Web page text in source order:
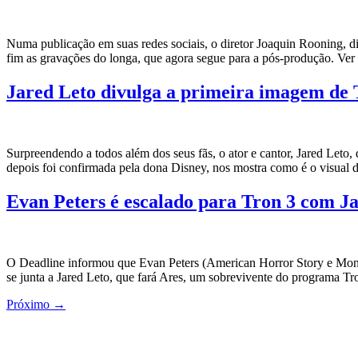
Numa publicação em suas redes sociais, o diretor Joaquin Rooning,
fim as gravações do longa, que agora segue para a pós-produção.
Jared Leto divulga a primeira imagem de
Surpreendendo a todos além dos seus fãs, o ator e cantor, Jared
depois foi confirmada pela dona Disney, nos mostra como é o
Evan Peters é escalado para Tron 3 com
O Deadline informou que Evan Peters (American Horror Story e
se junta a Jared Leto, que fará Ares, um sobrevivente do programa
Próximo →